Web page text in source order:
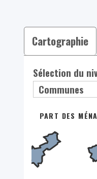
Cartographie
Sélection du
PART DES